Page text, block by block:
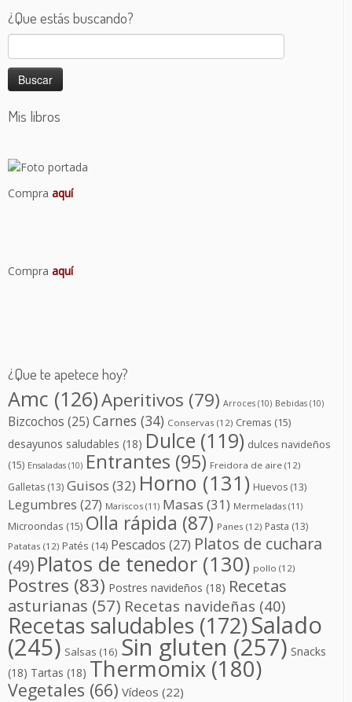
¿Que estás buscando?
Buscar:
Mis libros
Compra aquí
Compra aquí
¿Que te apetece hoy?
Amc (126)Aperitivos (79) Arroces (10) Bebidas (10)
Bizcochos (25) Carnes (34) Conservas (12) Cremas (15)
desayunos saludables (18) Dulce (119) dulces navideños
(15) Ensaladas (10) Entrantes (95) Freidora de aire (12)
Galletas (13) Guisos (32) Horno (131) Huevos (13)
Legumbres (27) Mariscos (11) Masas (31) Mermeladas (11)
Microondas (15) Olla rápida (87) Panes (12) Pasta (13)
Patatas (12) Patés (14) Pescados (27) Platos de cuchara
(49) Platos de tenedor (130) pollo (12)
Postres (83) Postres navideños (18) Recetas
asturianas (57) Recetas navideñas (40)
Recetas saludables (172)Salado
(245) Salsas (16) Sin gluten (257) Snacks
(18) Tartas (18) Thermomix (180)
Vegetales (66) Vídeos (22)